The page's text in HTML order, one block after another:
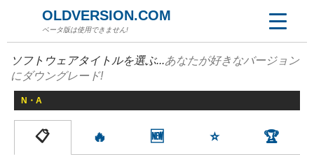
OLDVERSION.COM
ベータ版は使用できません!
ソフトウェアタイトルを選ぶ...あなたが好きなバージョン
にダウングレード!
N・A
📋 🔥 🆕 ⭐ 🏆